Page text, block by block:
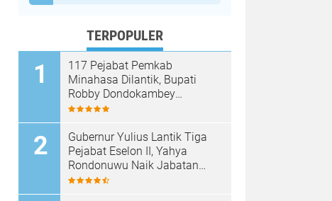
TERPOPULER
117 Pejabat Pemkab
Minahasa Dilantik, Bupati
Robby Dondokambey
Tekankan Integritas dan
Gubernur Yulius Lantik Tiga
Pejabat Eselon II, Yahya
Rondonuwu Naik Jabatan
Pimpin Dinas Pendidikan